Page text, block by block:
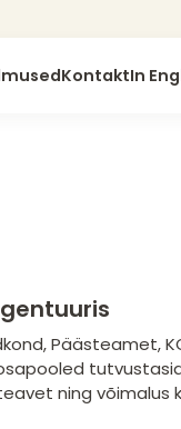
KontaktIn
Päästeamet,
ning võimalus